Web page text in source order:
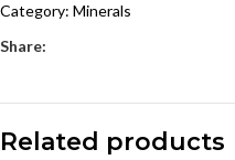
Category: Minerals
Share:
Related products